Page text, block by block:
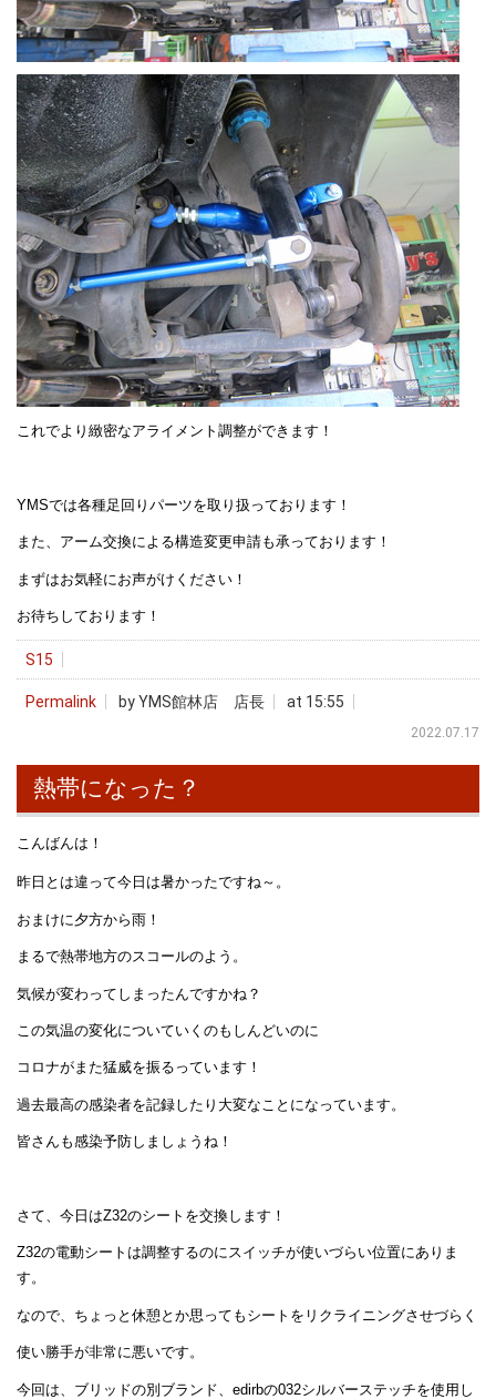
これでより緻密なアライメント調整ができます！
YMSでは各種足回りパーツを取り扱っております！
また、アーム交換による構造変更申請も承っております！
まずはお気軽にお声がけください！
お待ちしております！
S15
Permalink by YMS館林店 店長 at 15:55
2022.07.17
熱帯になった？
こんばんは！
昨日とは違って今日は暑かったですね～。
おまけに夕方から雨！
まるで熱帯地方のスコールのよう。
気候が変わってしまったんですかね？
この気温の変化についていくのもしんどいのに
コロナがまた猛威を振るっています！
過去最高の感染者を記録したり大変なことになっています。
皆さんも感染予防しましょうね！
さて、今日はZ32のシートを交換します！
Z32の電動シートは調整するのにスイッチが使いづらい位置にありま
す。
なので、ちょっと休憩とか思ってもシートをリクライニングさせづらく
使い勝手が非常に悪いです。
今回は、ブリッドの別ブランド、edirbの032シルバーステッチを使用し